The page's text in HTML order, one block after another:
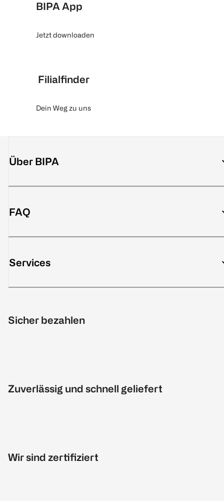
BIPA App
Jetzt downloaden
Filialfinder
Dein Weg zu uns
Über BIPA
FAQ
Services
Sicher bezahlen
Zuverlässig und schnell geliefert
Wir sind zertifiziert